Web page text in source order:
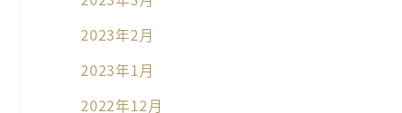
2023年2月
2023年1月
2022年12月